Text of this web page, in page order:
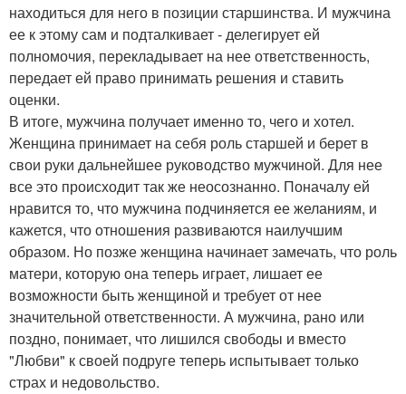
находиться для него в позиции старшинства. И мужчина
ее к этому сам и подталкивает - делегирует ей
полномочия, перекладывает на нее ответственность,
передает ей право принимать решения и ставить
оценки.
В итоге, мужчина получает именно то, чего и хотел.
Женщина принимает на себя роль старшей и берет в
свои руки дальнейшее руководство мужчиной. Для нее
все это происходит так же неосознанно. Поначалу ей
нравится то, что мужчина подчиняется ее желаниям, и
кажется, что отношения развиваются наилучшим
образом. Но позже женщина начинает замечать, что роль
матери, которую она теперь играет, лишает ее
возможности быть женщиной и требует от нее
значительной ответственности. А мужчина, рано или
поздно, понимает, что лишился свободы и вместо
"Любви" к своей подруге теперь испытывает только
страх и недовольство.